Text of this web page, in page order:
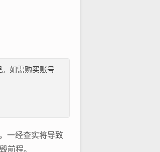
如需购买账号
一经查实将导致
前程。